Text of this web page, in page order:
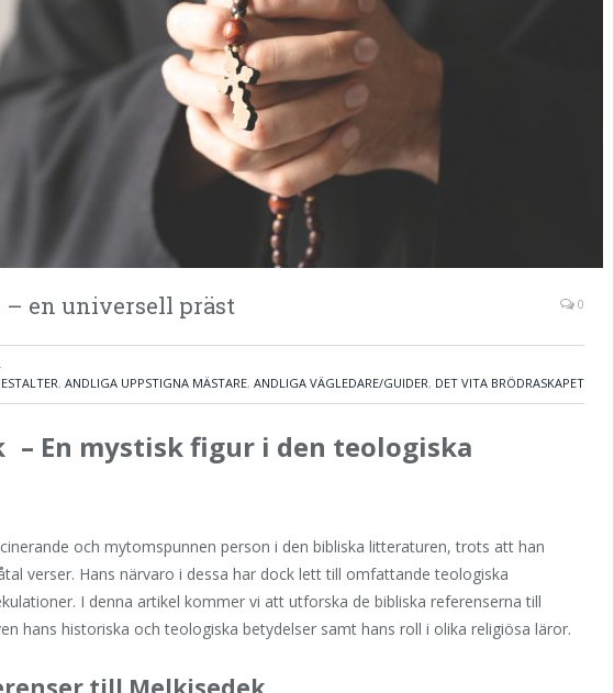
– en universell präst 0
,ANDLIGA UPPSTIGNA MÄSTARE,ANDLIGA VÄGLEDARE/GUIDER, DET VITA BRÖDRASKAPET
– En mystisk figur i den teologiska
och mytomspunnen person i den bibliska litteraturen, trots att han
verser. Hans närvaro i dessa har dock lett till omfattande teologiska
I denna artikel kommer vi att utforska de bibliska referenserna till
hans historiska och teologiska betydelser samt hans roll i olika religiösa läror.